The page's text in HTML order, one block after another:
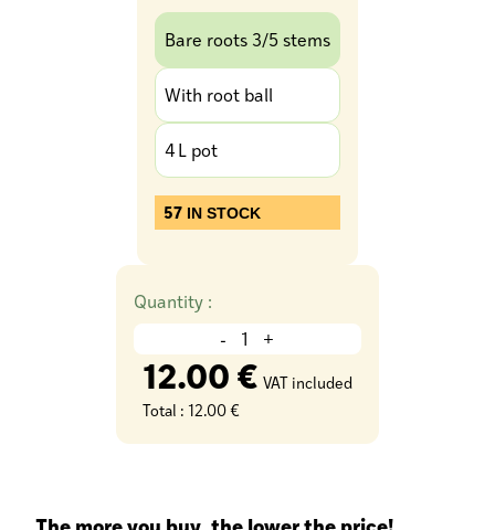
Bare roots 3/5 stems
With root ball
4 L pot
57 IN STOCK
Quantity :
- +
12.00 € VAT included
Total : 12.00 €